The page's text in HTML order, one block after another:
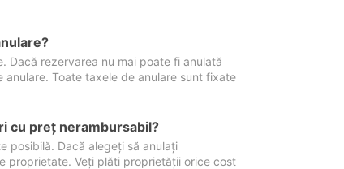
Dacă rezervarea nu mai poate fi anulată
Toate taxele de anulare sunt fixate
cu preţ nerambursabil?
posibilă. Dacă alegeți să anulați
proprietate. Veți plăti proprietății orice cost